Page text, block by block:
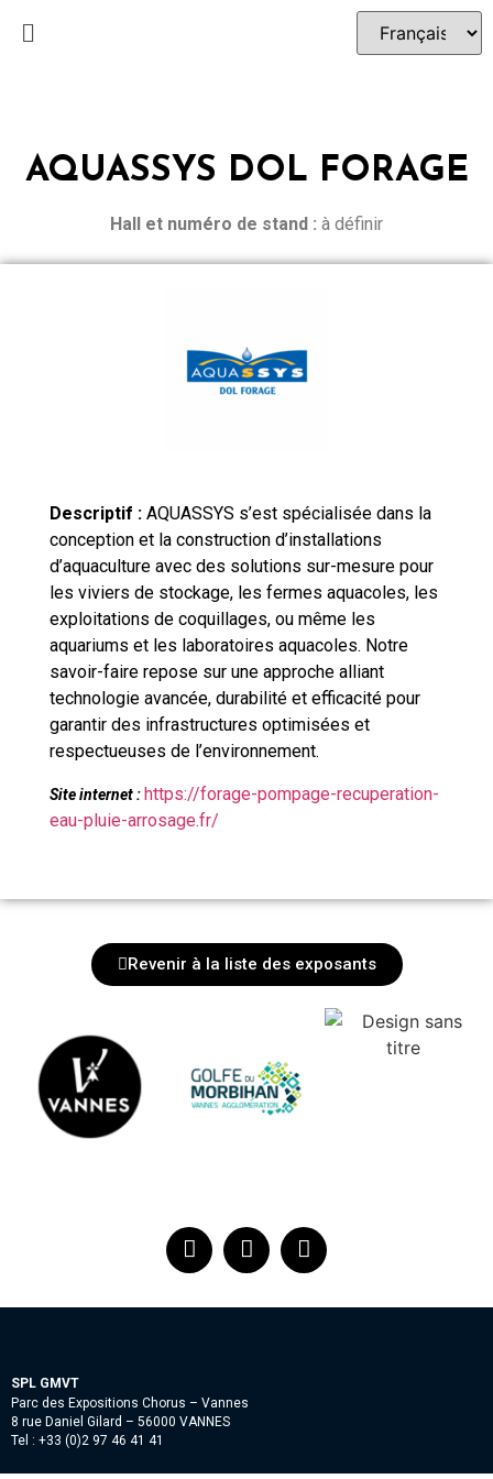
AQUASSYS DOL FORAGE
Hall et numéro de stand : à définir
Descriptif : AQUASSYS s’est spécialisée dans la
conception et la construction d’installations
d’aquaculture avec des solutions sur-mesure pour
les viviers de stockage, les fermes aquacoles, les
exploitations de coquillages, ou même les
aquariums et les laboratoires aquacoles. Notre
savoir-faire repose sur une approche alliant
technologie avancée, durabilité et efficacité pour
garantir des infrastructures optimisées et
respectueuses de l’environnement.
Site internet :https://forage-pompage-recuperation-
eau-pluie-arrosage.fr/
Revenir à la liste des exposants
SPL GMVT
Parc des Expositions Chorus – Vannes
8 rue Daniel Gilard – 56000 VANNES
Tel : +33 (0)2 97 46 41 41